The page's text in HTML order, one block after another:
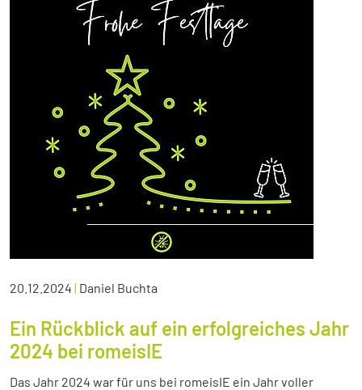
20.12.2024 | Daniel Buchta
Ein Rückblick auf ein erfolgreiches Jahr
2024 bei romeisIE
Das Jahr 2024 war für uns bei romeisIE ein Jahr voller